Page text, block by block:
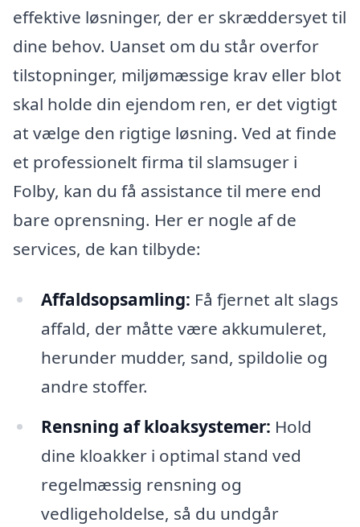
effektive løsninger, der er skræddersyet til
dine behov. Uanset om du står overfor
tilstopninger, miljømæssige krav eller blot
skal holde din ejendom ren, er det vigtigt
at vælge den rigtige løsning. Ved at finde
et professionelt firma til slamsuger i
Folby, kan du få assistance til mere end
bare oprensning. Her er nogle af de
services, de kan tilbyde:
Affaldsopsamling: Få fjernet alt slags
affald, der måtte være akkumuleret,
herunder mudder, sand, spildolie og
andre stoffer.
Rensning af kloaksystemer: Hold
dine kloakker i optimal stand ved
regelmæssig rensning og
vedligeholdelse, så du undgår